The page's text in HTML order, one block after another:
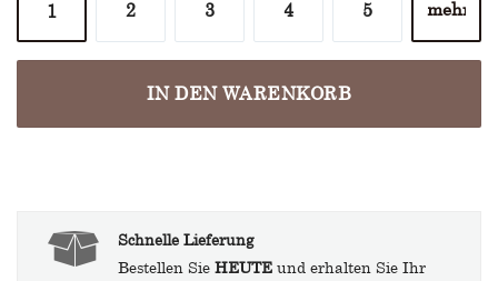
1 2 3 4 5
IN DEN WARENKORB
Schnelle Lieferung
Bestellen Sie HEUTE und erhalten Sie Ihr